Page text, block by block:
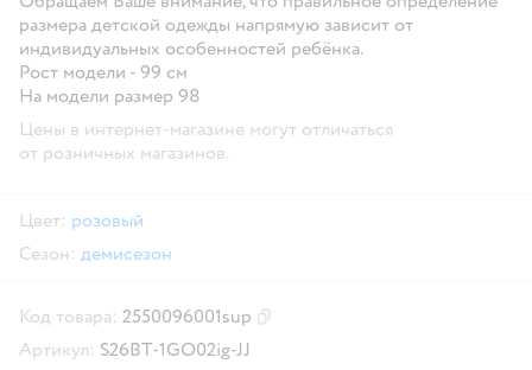
размера детской одежды напрямую зависит от
индивидуальных особенностей ребёнка.
Рост модели - 99 см
На модели размер 98
Цены в интернет-магазине могут отличаться
от розничных магазинов.
Цвет: розовый
Сезон: демисезон
Код товара: 2550096001sup
Артикул: S26BT-1GO02ig-JJ